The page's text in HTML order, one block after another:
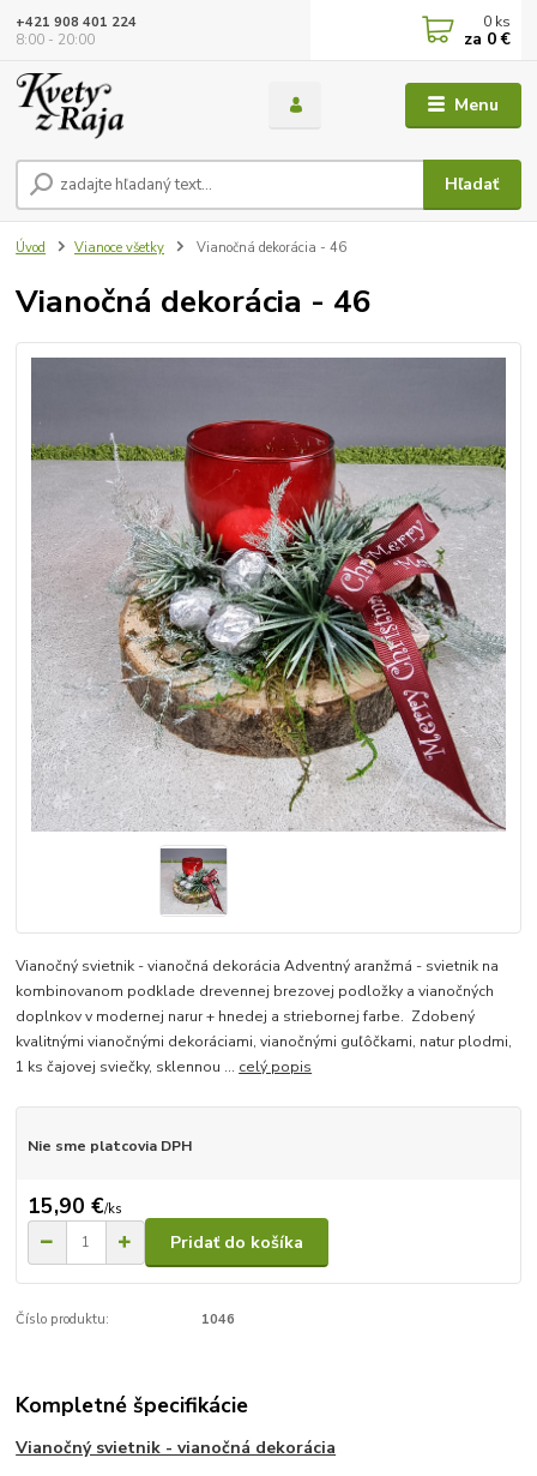
Menu
Hľadať
+421 908 401 224
8:00 - 20:00
0 ks
za 0 €
Úvod Vianoce všetky Vianočná dekorácia - 46
Vianočná dekorácia - 46
Vianočný svietnik - vianočná dekorácia Adventný aranžmá - svietnik na
kombinovanom podklade drevennej brezovej podložky a vianočných
doplnkov v modernej narur + hnedej a striebornej farbe. Zdobený
kvalitnými vianočnými dekoráciami, vianočnými guľôčkami, natur plodmi,
1 ks čajovej sviečky, sklennou ... celý popis
Nie sme platcovia DPH
15,90 €/ks
Pridať do košíka
Číslo produktu: 1046
Kompletné špecifikácie
Vianočný svietnik - vianočná dekorácia